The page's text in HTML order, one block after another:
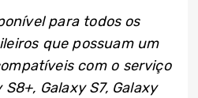
para todos os
que possuam um
com o serviço
S8+, Galaxy S7, Galaxy